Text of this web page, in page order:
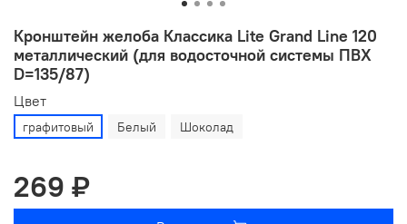
Кронштейн желоба Классика Lite Grand Line 120
металлический (для водосточной системы ПВХ
D=135/87)
Цвет
графитовый Белый Шоколад
269 ₽